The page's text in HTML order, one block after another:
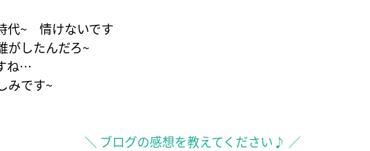
代~ 情けないです
したんだろ~
ね…
みです~
＼ ブログの感想を教えてください♪ ／